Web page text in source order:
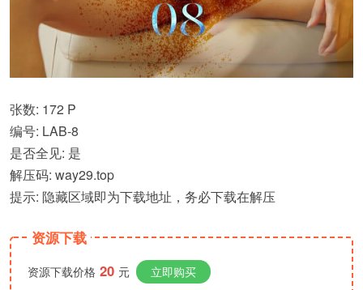
张数: 172 P
编号: LAB-8
是否全见: 是
解压码: way29.top
提示: 隐藏区域即为下载地址，务必下载在解压
资源下载
资源下载价格 20 元 立即购买